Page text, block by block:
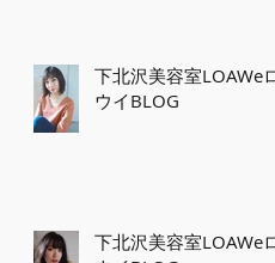
下北沢美容室LOAWe
ウイBLOG
下北沢美容室LOAWe